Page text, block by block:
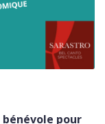
bénévole pour